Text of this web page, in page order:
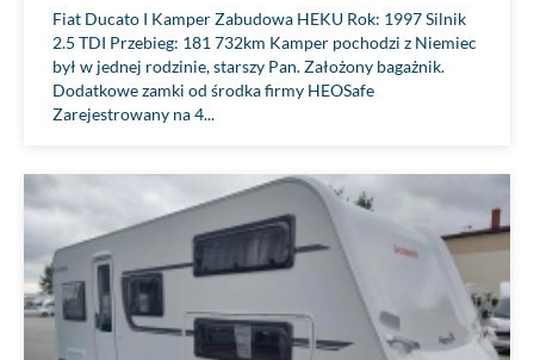
Fiat Ducato I Kamper Zabudowa HEKU Rok: 1997 Silnik
2.5 TDI Przebieg: 181 732km Kamper pochodzi z Niemiec
był w jednej rodzinie, starszy Pan. Założony bagażnik.
Dodatkowe zamki od środka firmy HEOSafe
Zarejestrowany na 4...